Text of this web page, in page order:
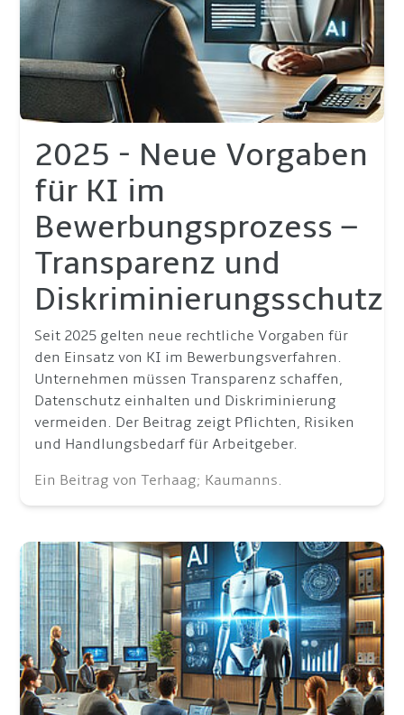
2025 - Neue Vorgaben
für KI im
Bewerbungsprozess –
Transparenz und
Diskriminierungsschutz
Seit 2025 gelten neue rechtliche Vorgaben für
den Einsatz von KI im Bewerbungsverfahren.
Unternehmen müssen Transparenz schaffen,
Datenschutz einhalten und Diskriminierung
vermeiden. Der Beitrag zeigt Pflichten, Risiken
und Handlungsbedarf für Arbeitgeber.
Ein Beitrag von Terhaag; Kaumanns.